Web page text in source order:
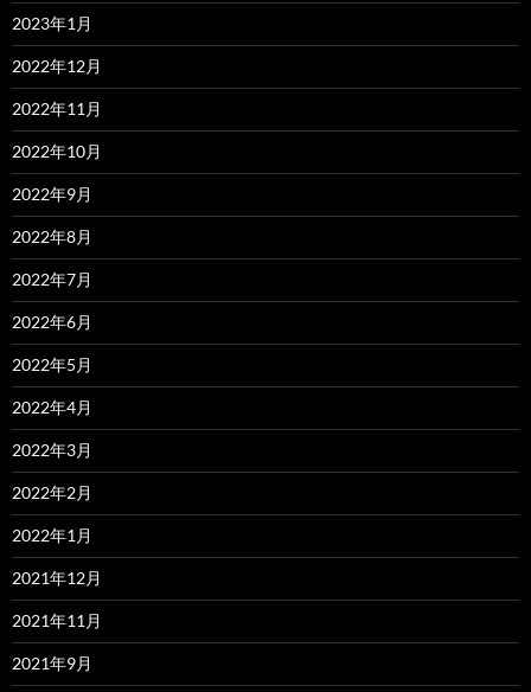
2023年1月
2022年12月
2022年11月
2022年10月
2022年9月
2022年8月
2022年7月
2022年6月
2022年5月
2022年4月
2022年3月
2022年2月
2022年1月
2021年12月
2021年11月
2021年9月